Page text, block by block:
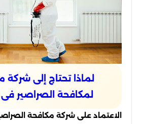
لماذا تحتاج إلى
لمكافحة الصراصير فى
الاعتماد على شركة مكافحة